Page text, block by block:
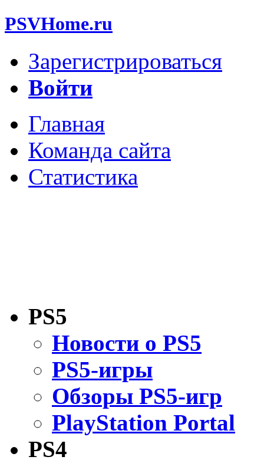
PSVHome.ru
Зарегистрироваться
Войти
Главная
Команда сайта
Статистика
PS5
Новости о PS5
PS5-игры
Обзоры PS5-игр
PlayStation Portal
PS4